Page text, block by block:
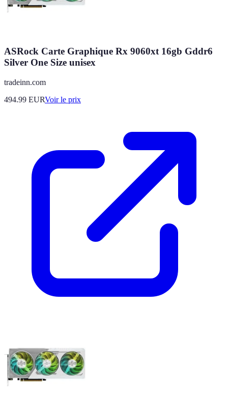
ASRock Carte Graphique Rx 9060xt 16gb Gddr6
Silver One Size unisex
tradeinn.com
494.99 EURVoir le prix